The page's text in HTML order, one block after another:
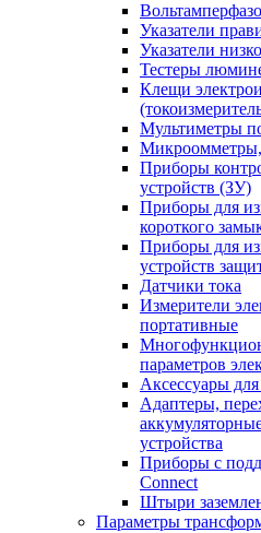
Указатели
Указатели
Тестеры
Клещи
Мультиметры
Приборы
устройств (ЗУ)
Приборы для
короткого
Приборы для
устройств
Датчики тока
Измерители
портативные
параметров
Аксессуары
Адаптеры,
устройства
Приборы с
Connect
Штыри
Параметры